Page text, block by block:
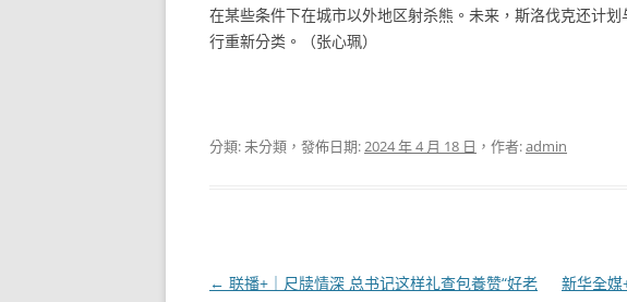
在某些条件下在城市以外地区射杀熊。未来，斯洛伐克还计
行重新分类。（张心珮）
分類: 未分類，發佈日期:2024 年 4 月 18 日 ，作者:admin
文
← 联播+｜尺牍情深 总书记这样礼查包養赞“好老
新华全